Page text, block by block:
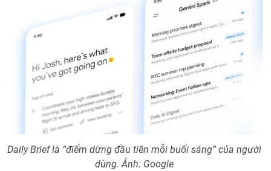
Daily Brief là “điểm dừng đầu tiên mỗi buổi sáng” của người
dùng. Ảnh: Google